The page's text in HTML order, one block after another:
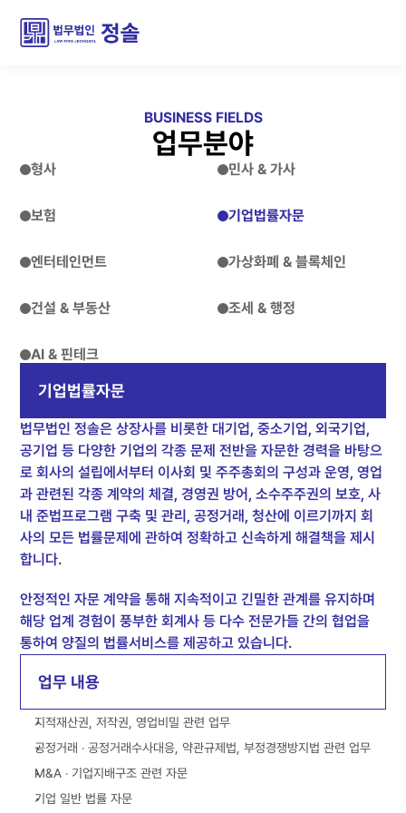
BUSINESS FIELDS
업무분야
형사 민사 & 가사
보험 기업법률자문
엔터테인먼트 가상화폐 & 블록체인
건설 & 부동산 조세 & 행정
AI & 핀테크
기업법률자문
법무법인 정솔은 상장사를 비롯한 대기업, 중소기업, 외국기업,
공기업 등 다양한 기업의 각종 문제 전반을 자문한 경력을 바탕으
로 회사의 설립에서부터 이사회 및 주주총회의 구성과 운영, 영업
과 관련된 각종 계약의 체결, 경영권 방어, 소수주주권의 보호, 사
내 준법프로그램 구축 및 관리, 공정거래, 청산에 이르기까지 회
사의 모든 법률문제에 관하여 정확하고 신속하게 해결책을 제시
합니다.
안정적인 자문 계약을 통해 지속적이고 긴밀한 관계를 유지하며
해당 업계 경험이 풍부한 회계사 등 다수 전문가들 간의 협업을
통하여 양질의 법률서비스를 제공하고 있습니다.
업무 내용
지적재산권, 저작권, 영업비밀 관련 업무
공정거래 ‧ 공정거래수사대응, 약관규제법, 부정경쟁방지법 관련 업무
M&A ‧ 기업지배구조 관련 자문
기업 일반 법률 자문